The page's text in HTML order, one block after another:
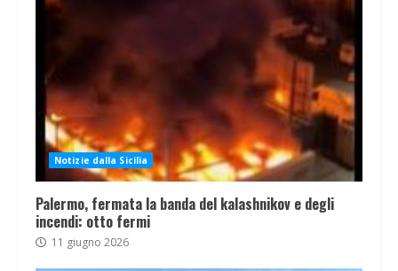
Notizie dalla Sicilia
Palermo, fermata la banda del kalashnikov e degli
incendi: otto fermi
11 giugno 2026